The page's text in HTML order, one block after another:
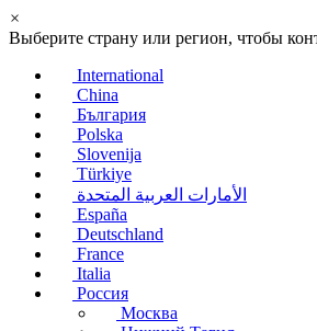
×
Выберите страну или регион, чтобы
International
China
България
Polska
Slovenija
Türkiye
الأمارات العربية المتحدة
España
Deutschland
France
Italia
Россия
Москва